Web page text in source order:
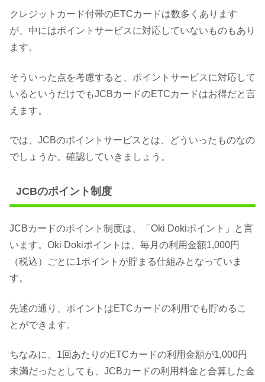
クレジットカード付帯のETCカードは数多くあります
が、中にはポイントサービスに対応していないものもあり
ます。
そういった点を考慮すると、ポイントサービスに対応して
いるというだけでもJCBカードのETCカードはお得だと言
えます。
では、JCBのポイントサービスとは、どういったものなの
でしょうか。確認していきましょう。
JCBのポイント制度
JCBカードのポイント制度は、「Oki Dokiポイント」と言
います。Oki Dokiポイントは、毎月の利用金額1,000円
（税込）ごとに1ポイントが貯まる仕組みとなっていま
す。
先述の通り、ポイントはETCカードの利用でも貯めるこ
とができます。
ちなみに、1回あたりのETCカードの利用金額が1,000円
未満だったとしても、JCBカードの利用料金と合算した金